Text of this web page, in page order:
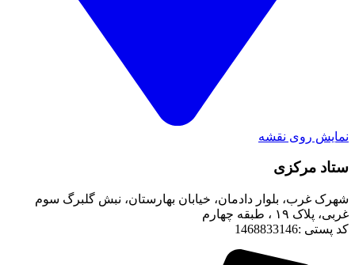
نمایش روی نقشه
ستاد مرکزی
شهرک غرب، بلوار دادمان، خیابان بهارستان، نبش گلبرگ سوم
غربی، پلاک ۱۹ ، طبقه چهارم
کد پستی :1468833146